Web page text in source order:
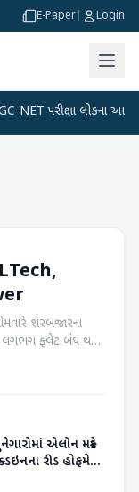
E-Paper Login
લીકના આરોપો પર રાહુલ
શેરબજારના
લગભગ ફ્લેટ બંધ થયો,
50 7.80
એલોન મસ્કે
રીડ હોફમેનનું